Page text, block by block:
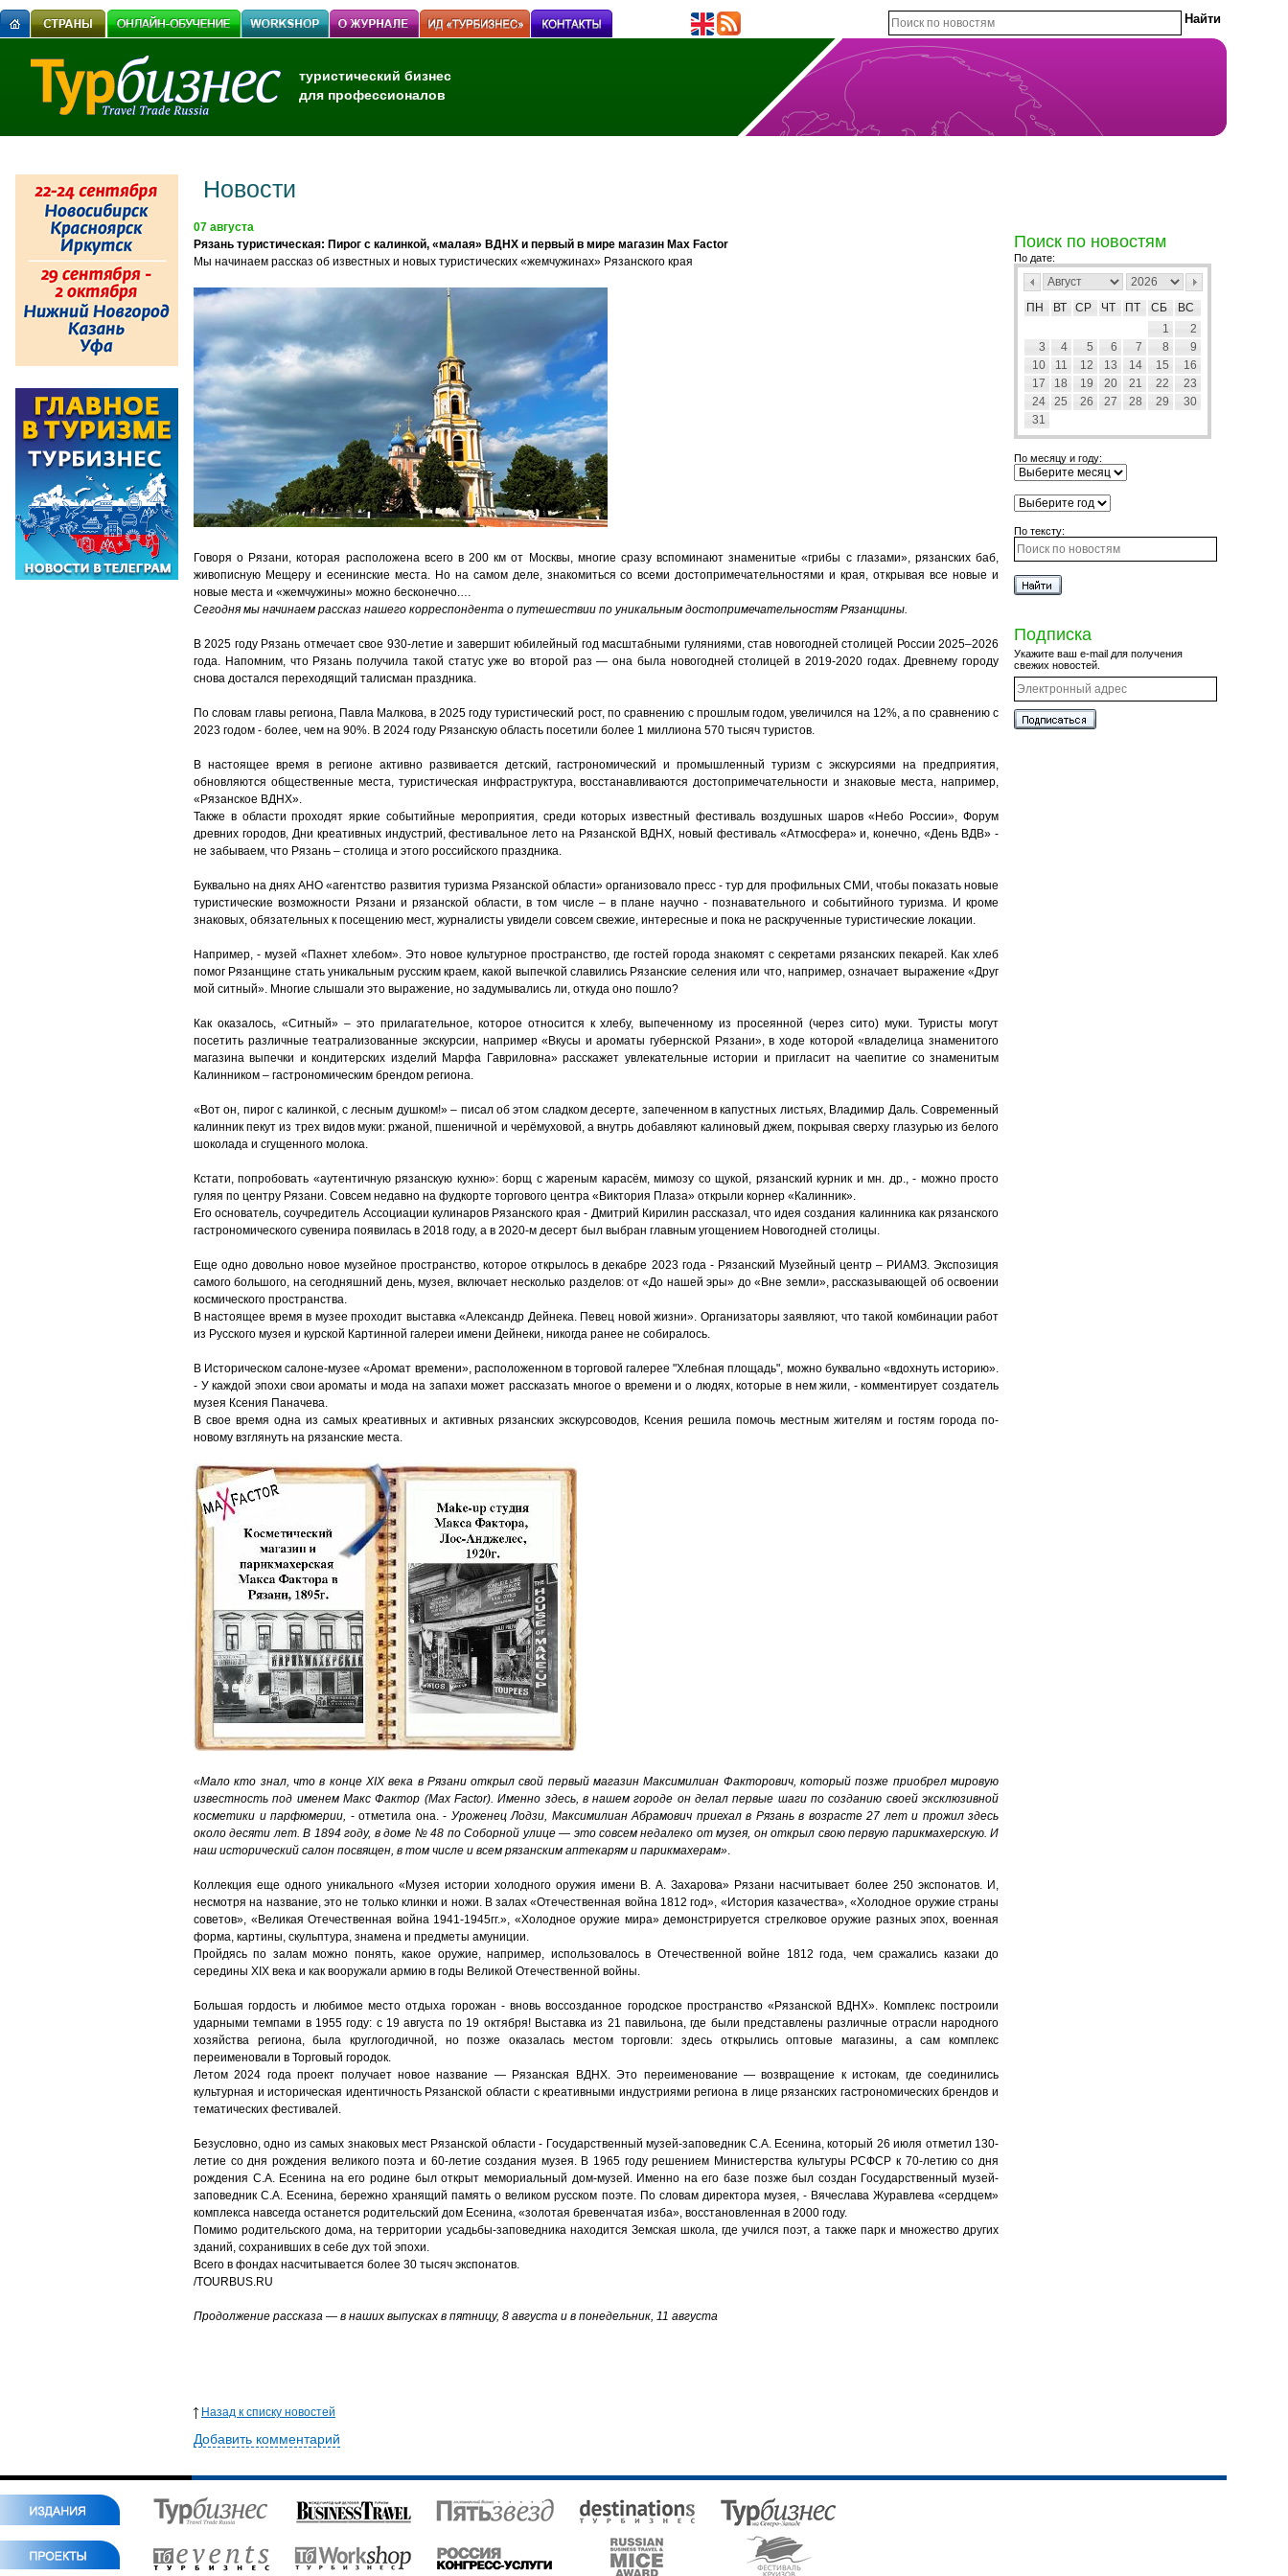
туристический бизнес
для профессионалов
Новости
07 августа
Рязань туристическая: Пирог с калинкой, «малая» ВДНХ и первый в мире магазин Max Factor
Мы начинаем рассказ об известных и новых туристических «жемчужинах» Рязанского края
Говоря о Рязани, которая расположена всего в 200 км от Москвы, многие сразу вспоминают знаменитые «грибы с глазами», рязанских баб,
живописную Мещеру и есенинские места. Но на самом деле, знакомиться со всеми достопримечательностями и края, открывая все новые и
новые места и «жемчужины» можно бесконечно.…
Сегодня мы начинаем рассказ нашего корреспондента о путешествии по уникальным достопримечательностям Рязанщины.
В 2025 году Рязань отмечает свое 930-летие и завершит юбилейный год масштабными гуляниями, став новогодней столицей России 2025–2026
года. Напомним, что Рязань получила такой статус уже во второй раз — она была новогодней столицей в 2019-2020 годах. Древнему городу
снова достался переходящий талисман праздника.
По словам главы региона, Павла Малкова, в 2025 году туристический рост, по сравнению с прошлым годом, увеличился на 12%, а по сравнению с
2023 годом - более, чем на 90%. В 2024 году Рязанскую область посетили более 1 миллиона 570 тысяч туристов.
В настоящее время в регионе активно развивается детский, гастрономический и промышленный туризм с экскурсиями на предприятия,
обновляются общественные места, туристическая инфраструктура, восстанавливаются достопримечательности и знаковые места, например,
«Рязанское ВДНХ».
Также в области проходят яркие событийные мероприятия, среди которых известный фестиваль воздушных шаров «Небо России», Форум
древних городов, Дни креативных индустрий, фестивальное лето на Рязанской ВДНХ, новый фестиваль «Атмосфера» и, конечно, «День ВДВ» -
не забываем, что Рязань – столица и этого российского праздника.
Буквально на днях АНО «агентство развития туризма Рязанской области» организовало пресс - тур для профильных СМИ, чтобы показать новые
туристические возможности Рязани и рязанской области, в том числе – в плане научно - познавательного и событийного туризма. И кроме
знаковых, обязательных к посещению мест, журналисты увидели совсем свежие, интересные и пока не раскрученные туристические локации.
Например, - музей «Пахнет хлебом». Это новое культурное пространство, где гостей города знакомят с секретами рязанских пекарей. Как хлеб
помог Рязанщине стать уникальным русским краем, какой выпечкой славились Рязанские селения или что, например, означает выражение «Друг
мой ситный». Многие слышали это выражение, но задумывались ли, откуда оно пошло?
Как оказалось, «Ситный» – это прилагательное, которое относится к хлебу, выпеченному из просеянной (через сито) муки. Туристы могут
посетить различные театрализованные экскурсии, например «Вкусы и ароматы губернской Рязани», в ходе которой «владелица знаменитого
магазина выпечки и кондитерских изделий Марфа Гавриловна» расскажет увлекательные истории и пригласит на чаепитие со знаменитым
Калинником – гастрономическим брендом региона.
«Вот он, пирог с калинкой, с лесным душком!» – писал об этом сладком десерте, запеченном в капустных листьях, Владимир Даль. Современный
калинник пекут из трех видов муки: ржаной, пшеничной и черёмуховой, а внутрь добавляют калиновый джем, покрывая сверху глазурью из белого
шоколада и сгущенного молока.
Кстати, попробовать «аутентичную рязанскую кухню»: борщ с жареным карасём, мимозу со щукой, рязанский курник и мн. др., - можно просто
гуляя по центру Рязани. Совсем недавно на фудкорте торгового центра «Виктория Плаза» открыли корнер «Калинник».
Его основатель, соучредитель Ассоциации кулинаров Рязанского края - Дмитрий Кирилин рассказал, что идея создания калинника как рязанского
гастрономического сувенира появилась в 2018 году, а в 2020-м десерт был выбран главным угощением Новогодней столицы.
Еще одно довольно новое музейное пространство, которое открылось в декабре 2023 года - Рязанский Музейный центр – РИАМЗ. Экспозиция
самого большого, на сегодняшний день, музея, включает несколько разделов: от «До нашей эры» до «Вне земли», рассказывающей об освоении
космического пространства.
В настоящее время в музее проходит выставка «Александр Дейнека. Певец новой жизни». Организаторы заявляют, что такой комбинации работ
из Русского музея и курской Картинной галереи имени Дейнеки, никогда ранее не собиралось.
В Историческом салоне-музее «Аромат времени», расположенном в торговой галерее "Хлебная площадь", можно буквально «вдохнуть историю».
- У каждой эпохи свои ароматы и мода на запахи может рассказать многое о времени и о людях, которые в нем жили, - комментирует создатель
музея Ксения Паначева.
В свое время одна из самых креативных и активных рязанских экскурсоводов, Ксения решила помочь местным жителям и гостям города по-
новому взглянуть на рязанские места.
«Мало кто знал, что в конце XIX века в Рязани открыл свой первый магазин Максимилиан Факторович, который позже приобрел мировую
известность под именем Макс Фактор (Max Factor). Именно здесь, в нашем городе он делал первые шаги по созданию своей эксклюзивной
косметики и парфюмерии, - отметила она. - Уроженец Лодзи, Максимилиан Абрамович приехал в Рязань в возрасте 27 лет и прожил здесь
около десяти лет. В 1894 году, в доме № 48 по Соборной улице — это совсем недалеко от музея, он открыл свою первую парикмахерскую. И
наш исторический салон посвящен, в том числе и всем рязанским аптекарям и парикмахерам».
Коллекция еще одного уникального «Музея истории холодного оружия имени В. А. Захарова» Рязани насчитывает более 250 экспонатов. И,
несмотря на название, это не только клинки и ножи. В залах «Отечественная война 1812 год», «История казачества», «Холодное оружие страны
советов», «Великая Отечественная война 1941-1945гг.», «Холодное оружие мира» демонстрируется стрелковое оружие разных эпох, военная
форма, картины, скульптура, знамена и предметы амуниции.
Пройдясь по залам можно понять, какое оружие, например, использовалось в Отечественной войне 1812 года, чем сражались казаки до
середины XIX века и как вооружали армию в годы Великой Отечественной войны.
Большая гордость и любимое место отдыха горожан - вновь воссозданное городское пространство «Рязанской ВДНХ». Комплекс построили
ударными темпами в 1955 году: с 19 августа по 19 октября! Выставка из 21 павильона, где были представлены различные отрасли народного
хозяйства региона, была круглогодичной, но позже оказалась местом торговли: здесь открылись оптовые магазины, а сам комплекс
переименовали в Торговый городок.
Летом 2024 года проект получает новое название — Рязанская ВДНХ. Это переименование — возвращение к истокам, где соединились
культурная и историческая идентичность Рязанской области с креативными индустриями региона в лице рязанских гастрономических брендов и
тематических фестивалей.
Безусловно, одно из самых знаковых мест Рязанской области - Государственный музей-заповедник С.А. Есенина, который 26 июля отметил 130-
летие со дня рождения великого поэта и 60-летие создания музея. В 1965 году решением Министерства культуры РСФСР к 70-летию со дня
рождения С.А. Есенина на его родине был открыт мемориальный дом-музей. Именно на его базе позже был создан Государственный музей-
заповедник С.А. Есенина, бережно хранящий память о великом русском поэте. По словам директора музея, - Вячеслава Журавлева «сердцем»
комплекса навсегда останется родительский дом Есенина, «золотая бревенчатая изба», восстановленная в 2000 году.
Помимо родительского дома, на территории усадьбы-заповедника находится Земская школа, где учился поэт, а также парк и множество других
зданий, сохранивших в себе дух той эпохи.
Всего в фондах насчитывается более 30 тысяч экспонатов.
/TOURBUS.RU
Продолжение рассказа — в наших выпусках в пятницу, 8 августа и в понедельник, 11 августа
Назад к списку новостей
Добавить комментарий
Поиск по новостям
По дате:
ПН ВТ СР ЧТ ПТ СБ
ВС
1
2
3
4 5 6 7 8
9
10
11 12 13 14 15
16
17
18 19 20 21 22
23
24
25 26 27 28 29
30
31
По месяцу и году:
По тексту:
Подписка
Укажите ваш e-mail для получения
свежих новостей.